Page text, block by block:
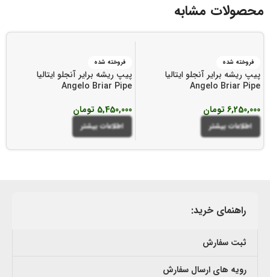
محصولات مشابه
فروخته شده
پیپ ریشه برایر آنجلو ایتالیا
Angelo Briar Pipe
6,250,000 تومان
اطلاعات بیشتر
فروخته شده
پیپ ریشه برایر آنجلو ایتالیا
Angelo Briar Pipe
5,450,000 تومان
اطلاعات بیشتر
راهنمای خرید:
ثبت سفارش
رویه های ارسال سفارش